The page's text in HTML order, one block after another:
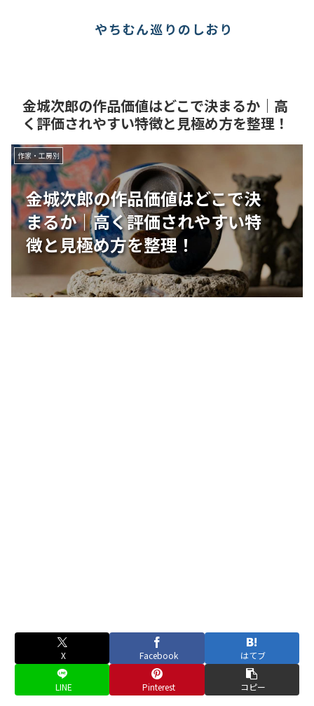
やちむん巡りのしおり
金城次郎の作品価値はどこで決まるか｜高
く評価されやすい特徴と見極め方を整理！
金城次郎の作品価値はどこで決
まるか｜高く評価されやすい特
徴と見極め方を整理！
作家・工房別
X Facebook はてブ
LINE Pinterest コピー